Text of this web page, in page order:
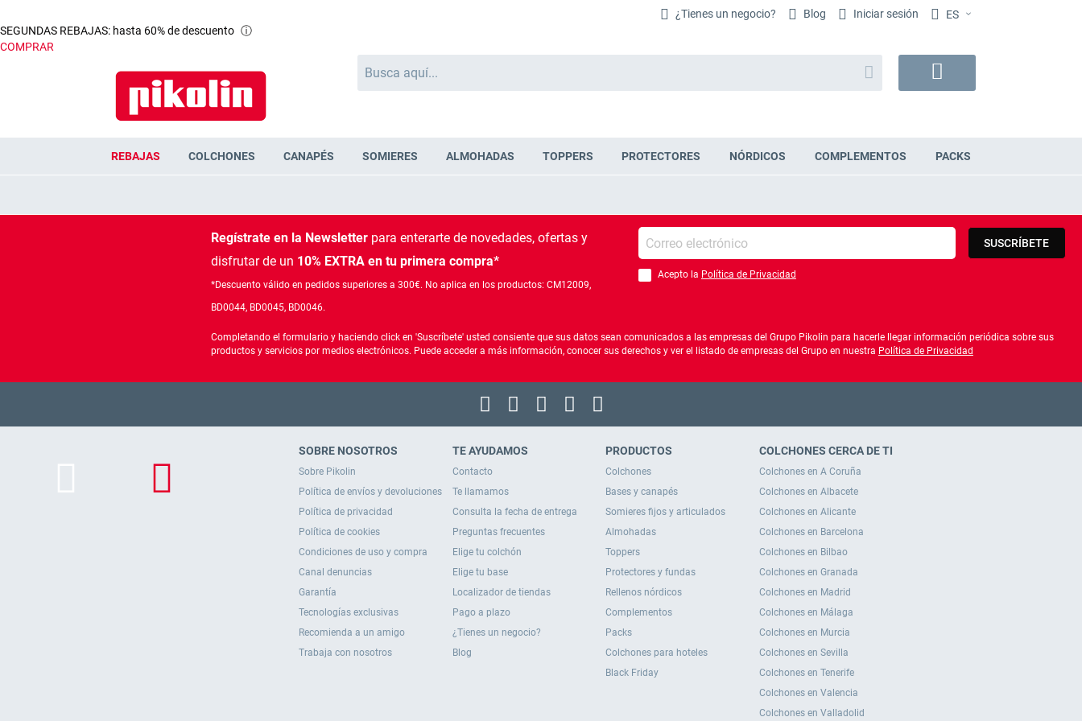
¿Tienes un negocio? Blog Iniciar sesión ES
Buscar
Buscar
SEGUNDAS REBAJAS: hasta 60% de descuento ⓘ
COMPRAR
REBAJAS COLCHONES CANAPÉS SOMIERES ALMOHADAS TOPPERS PROTECTORES NÓRDICOS COMPLEMENTOS PACKS
Regístrate en la Newsletterpara enterarte de novedades, ofertas y
disfrutar de un 10% EXTRA en tu primera compra*
*Descuento válido en pedidos superiores a 300€. No aplica en los productos: CM12009,
BD0044, BD0045, BD0046.
Introduce tu e-mail
Debes aceptar la política de privacidad
Acepto la Política de Privacidad
SUSCRÍBETE
Completando el formulario y haciendo click en 'Suscríbete' usted consiente que sus datos sean comunicados a las empresas del Grupo Pikolin para hacerle llegar información periódica sobre sus
productos y servicios por medios electrónicos. Puede acceder a más información, conocer sus derechos y ver el listado de empresas del Grupo en nuestra Política de Privacidad
SOBRE NOSOTROS
Sobre Pikolin
Política de envíos y devoluciones
Política de privacidad
Política de cookies
Condiciones de uso y compra
Canal denuncias
Garantía
Tecnologías exclusivas
Recomienda a un amigo
Trabaja con nosotros
TE AYUDAMOS
Contacto
Te llamamos
Consulta la fecha de entrega
Preguntas frecuentes
Elige tu colchón
Elige tu base
Localizador de tiendas
Pago a plazo
¿Tienes un negocio?
Blog
PRODUCTOS
Colchones
Bases y canapés
Somieres fijos y articulados
Almohadas
Toppers
Protectores y fundas
Rellenos nórdicos
Complementos
Packs
Colchones para hoteles
Black Friday
COLCHONES CERCA DE TI
Colchones en A Coruña
Colchones en Albacete
Colchones en Alicante
Colchones en Barcelona
Colchones en Bilbao
Colchones en Granada
Colchones en Madrid
Colchones en Málaga
Colchones en Murcia
Colchones en Sevilla
Colchones en Tenerife
Colchones en Valencia
Colchones en Valladolid